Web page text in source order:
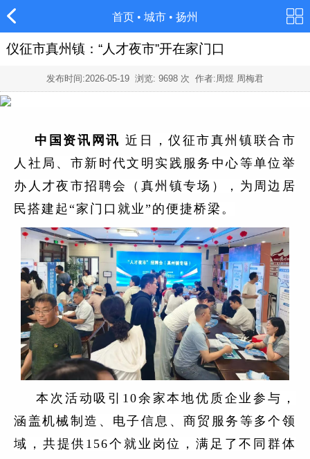
首页 • 城市 • 扬州
仪征市真州镇：“人才夜市”开在家门口
发布时间:2026-05-19 浏览: 9698 次 作者:周煜 周梅君
中国资讯网讯 近日，仪征市真州镇联合市
人社局、市新时代文明实践服务中心等单位举
办人才夜市招聘会（真州镇专场），为周边居
民搭建起“家门口就业”的便捷桥梁。
本次活动吸引10余家本地优质企业参与，
涵盖机械制造、电子信息、商贸服务等多个领
域，共提供156个就业岗位，满足了不同群体